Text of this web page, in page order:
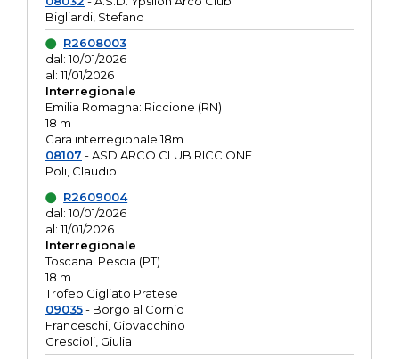
Bigliardi, Stefano
R2608003
dal: 10/01/2026
al: 11/01/2026
Interregionale
Emilia Romagna: Riccione (RN)
18 m
Gara interregionale 18m
08107 - ASD ARCO CLUB RICCIONE
Poli, Claudio
R2609004
dal: 10/01/2026
al: 11/01/2026
Interregionale
Toscana: Pescia (PT)
18 m
Trofeo Gigliato Pratese
09035- Borgo al Cornio
Franceschi, Giovacchino
Crescioli, Giulia